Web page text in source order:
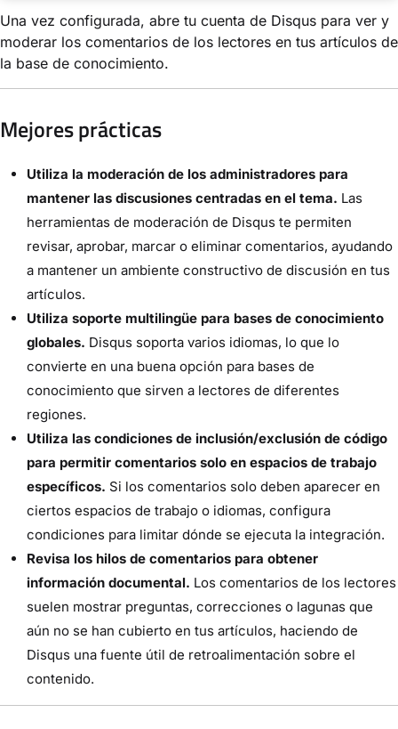
Una vez configurada, abre tu cuenta de Disqus para ver y
moderar los comentarios de los lectores en tus artículos de
la base de conocimiento.
Mejores prácticas
Utiliza la moderación de los administradores para
mantener las discusiones centradas en el tema. Las
herramientas de moderación de Disqus te permiten
revisar, aprobar, marcar o eliminar comentarios, ayudando
a mantener un ambiente constructivo de discusión en tus
artículos.
Utiliza soporte multilingüe para bases de conocimiento
globales. Disqus soporta varios idiomas, lo que lo
convierte en una buena opción para bases de
conocimiento que sirven a lectores de diferentes
regiones.
Utiliza las condiciones de inclusión/exclusión de código
para permitir comentarios solo en espacios de trabajo
específicos. Si los comentarios solo deben aparecer en
ciertos espacios de trabajo o idiomas, configura
condiciones para limitar dónde se ejecuta la integración.
Revisa los hilos de comentarios para obtener
información documental. Los comentarios de los lectores
suelen mostrar preguntas, correcciones o lagunas que
aún no se han cubierto en tus artículos, haciendo de
Disqus una fuente útil de retroalimentación sobre el
contenido.